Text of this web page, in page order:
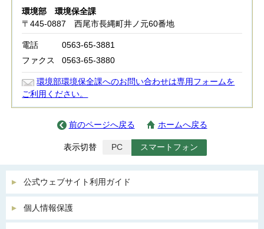
環境部 環境保全課
〒445-0887 西尾市長縄町井ノ元60番地
電話
0563-65-3881
ファクス
0563-65-3880
環境部環境保全課へのお問い合わせは専用フォームを
ご利用ください。
前のページへ戻る ホームへ戻る
表示切替 PC スマートフォン
公式ウェブサイト利用ガイド
個人情報保護